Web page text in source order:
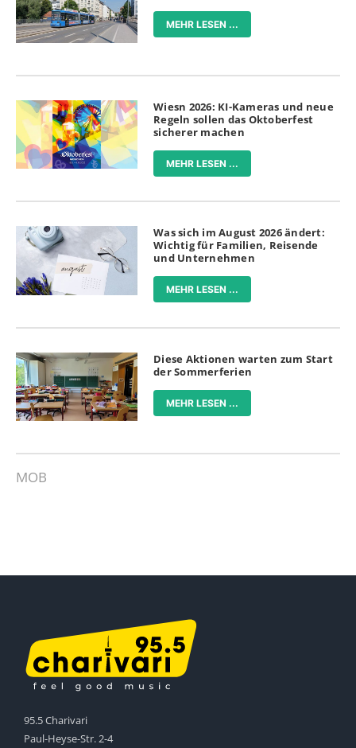
MEHR LESEN ...
Wiesn 2026: KI-Kameras und neue
Regeln sollen das Oktoberfest
sicherer machen
MEHR LESEN ...
Was sich im August 2026 ändert:
Wichtig für Familien, Reisende
und Unternehmen
MEHR LESEN ...
Diese Aktionen warten zum Start
der Sommerferien
MEHR LESEN ...
MOB
95.5 Charivari
Paul-Heyse-Str. 2-4